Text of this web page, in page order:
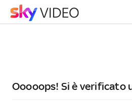
Ooooops! Si è verificato